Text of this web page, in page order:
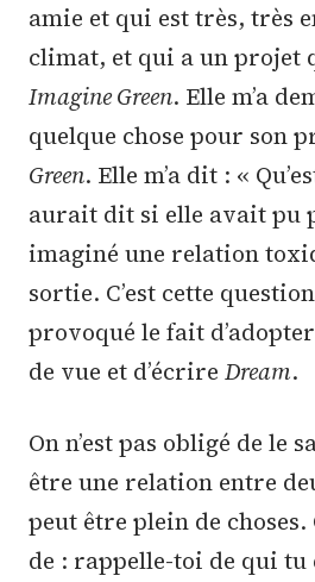
amie et qui est très, très
climat, et qui a un projet
Imagine Green. Elle m’a
quelque chose pour son
Green. Elle m’a dit : «
aurait dit si elle avait pu
imaginé une relation
sortie. C’est cette
provoqué le fait
de vue et d’écrire Dream.
On n’est pas obligé de le
être une relation entre
peut être plein de choses.
de : rappelle-toi de qui tu